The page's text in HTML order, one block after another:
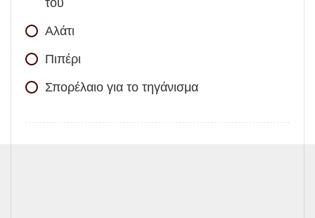
του
Αλάτι
Πιπέρι
Σπορέλαιο για το τηγάνισμα